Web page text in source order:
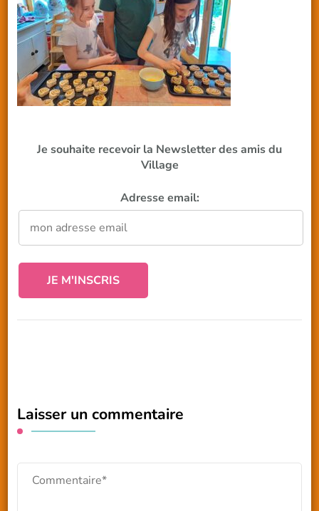
Je souhaite recevoir la Newsletter des amis du
Village
Adresse email:
Laisser un commentaire